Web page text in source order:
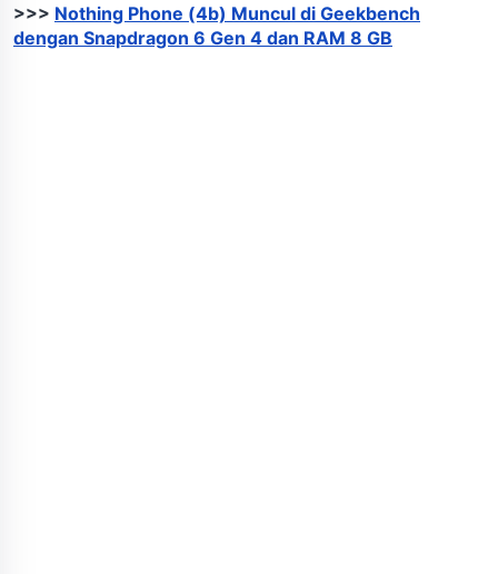
>>> Nothing Phone (4b) Muncul di Geekbench
dengan Snapdragon 6 Gen 4 dan RAM 8 GB